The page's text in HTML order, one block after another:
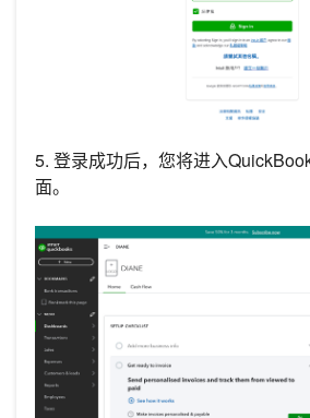
5. 登录成功后，您将进入
面。